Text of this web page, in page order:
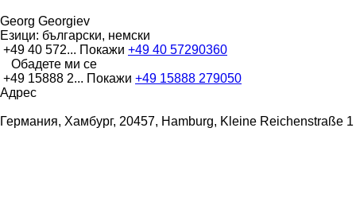
Georg Georgiev
Езици: български, немски
+49 40 572... Покажи +49 40 57290360
Обадете ми се
+49 15888 2... Покажи +49 15888 279050
Адрес
Германия, Хамбург, 20457, Hamburg, Kleine Reichenstraße 1